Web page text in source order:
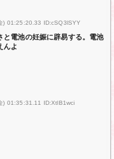
) 01:25:20.33 ID:cSQ3lSYY
と電池の妊娠に辟易する。電池
んよ
) 01:35:31.11 ID:XtlB1wci